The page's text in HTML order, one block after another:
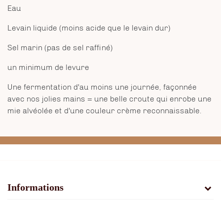
Eau
Levain liquide (moins acide que le levain dur)
Sel marin (pas de sel raffiné)
un minimum de levure
Une fermentation d'au moins une journée, façonnée
avec nos jolies mains = une belle croute qui enrobe une
mie alvéolée et d'une couleur crème reconnaissable.
Informations